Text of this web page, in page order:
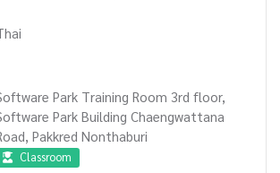
Park Training Room 3rd floor,
Park Building Chaengwattana
Pakkred Nonthaburi
Classroom